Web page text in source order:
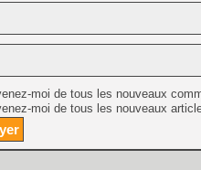
moi de tous les nouveaux
moi de tous les nouveaux